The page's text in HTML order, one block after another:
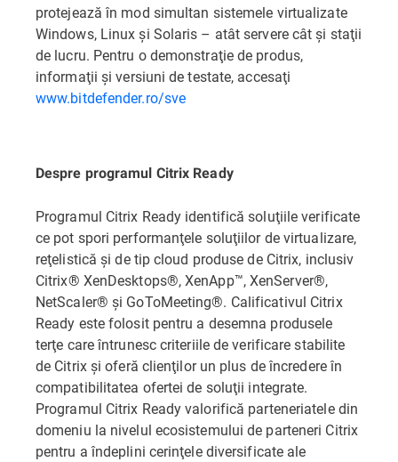
protejează în mod simultan sistemele virtualizate
Windows, Linux şi Solaris – atât servere cât şi staţii
de lucru. Pentru o demonstraţie de produs,
informaţii şi versiuni de testate, accesaţi
www.bitdefender.ro/sve
Despre programul Citrix Ready
Programul Citrix Ready identifică soluţiile verificate
ce pot spori performanţele soluţiilor de virtualizare,
reţelistică şi de tip cloud produse de Citrix, inclusiv
Citrix® XenDesktops®, XenApp™, XenServer®,
NetScaler® şi GoToMeeting®. Calificativul Citrix
Ready este folosit pentru a desemna produsele
terţe care întrunesc criteriile de verificare stabilite
de Citrix şi oferă clienţilor un plus de încredere în
compatibilitatea ofertei de soluţii integrate.
Programul Citrix Ready valorifică parteneriatele din
domeniu la nivelul ecosistemului de parteneri Citrix
pentru a îndeplini cerinţele diversificate ale